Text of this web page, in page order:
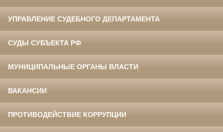
УПРАВЛЕНИЕ СУДЕБНОГО ДЕПАРТАМЕНТА
СУДЫ СУБЪЕКТА РФ
МУНИЦИПАЛЬНЫЕ ОРГАНЫ ВЛАСТИ
ВАКАНСИИ
ПРОТИВОДЕЙСТВИЕ КОРРУПЦИИ